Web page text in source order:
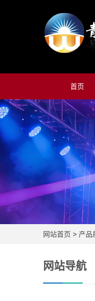
首页
网站首页 > 产品
网站导航